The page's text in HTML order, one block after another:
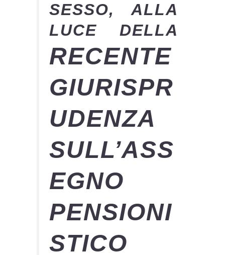
SESSO, ALLA
LUCE DELLA
RECENTE
GIURISPR
UDENZA
SULL’ASS
EGNO
PENSIONI
STICO